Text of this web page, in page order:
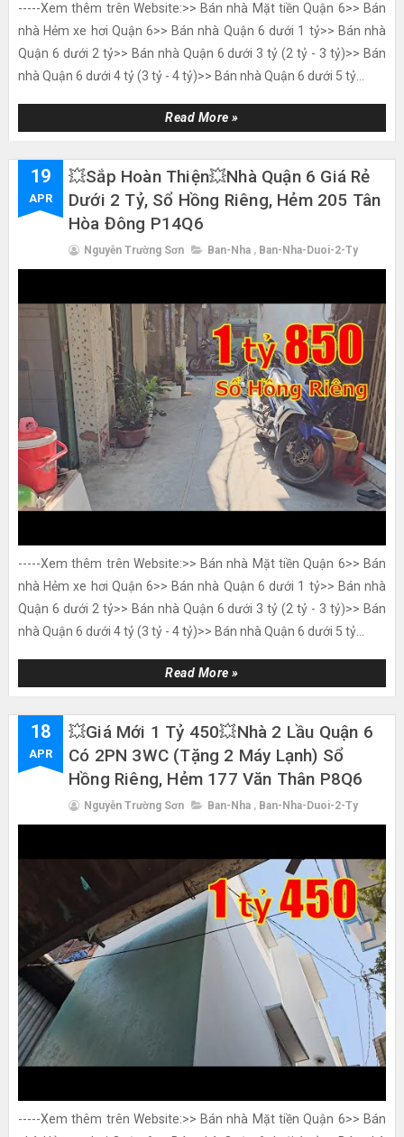
-----Xem thêm trên Website:>> Bán nhà Mặt tiền Quận 6>> Bán
nhà Hẻm xe hơi Quận 6>> Bán nhà Quận 6 dưới 1 tỷ>> Bán nhà
Quận 6 dưới 2 tỷ>> Bán nhà Quận 6 dưới 3 tỷ (2 tỷ - 3 tỷ)>> Bán
nhà Quận 6 dưới 4 tỷ (3 tỷ - 4 tỷ)>> Bán nhà Quận 6 dưới 5 tỷ...
Read More »
19
APR
💥Sắp Hoàn Thiện💥nhà Quận 6 Giá Rẻ
Dưới 2 Tỷ, Sổ Hồng Riêng, Hẻm 205 Tân
Hòa Đông P14Q6
Nguyễn Trường Sơn Ban-Nha , Ban-Nha-Duoi-2-Ty
-----Xem thêm trên Website:>> Bán nhà Mặt tiền Quận 6>> Bán
nhà Hẻm xe hơi Quận 6>> Bán nhà Quận 6 dưới 1 tỷ>> Bán nhà
Quận 6 dưới 2 tỷ>> Bán nhà Quận 6 dưới 3 tỷ (2 tỷ - 3 tỷ)>> Bán
nhà Quận 6 dưới 4 tỷ (3 tỷ - 4 tỷ)>> Bán nhà Quận 6 dưới 5 tỷ...
Read More »
18
APR
💥Giá Mới 1 Tỷ 450💥nhà 2 Lầu Quận 6
Có 2PN 3WC (tặng 2 Máy Lạnh) Sổ
Hồng Riêng, Hẻm 177 Văn Thân P8Q6
Nguyễn Trường Sơn Ban-Nha , Ban-Nha-Duoi-2-Ty
-----Xem thêm trên Website:>> Bán nhà Mặt tiền Quận 6>> Bán